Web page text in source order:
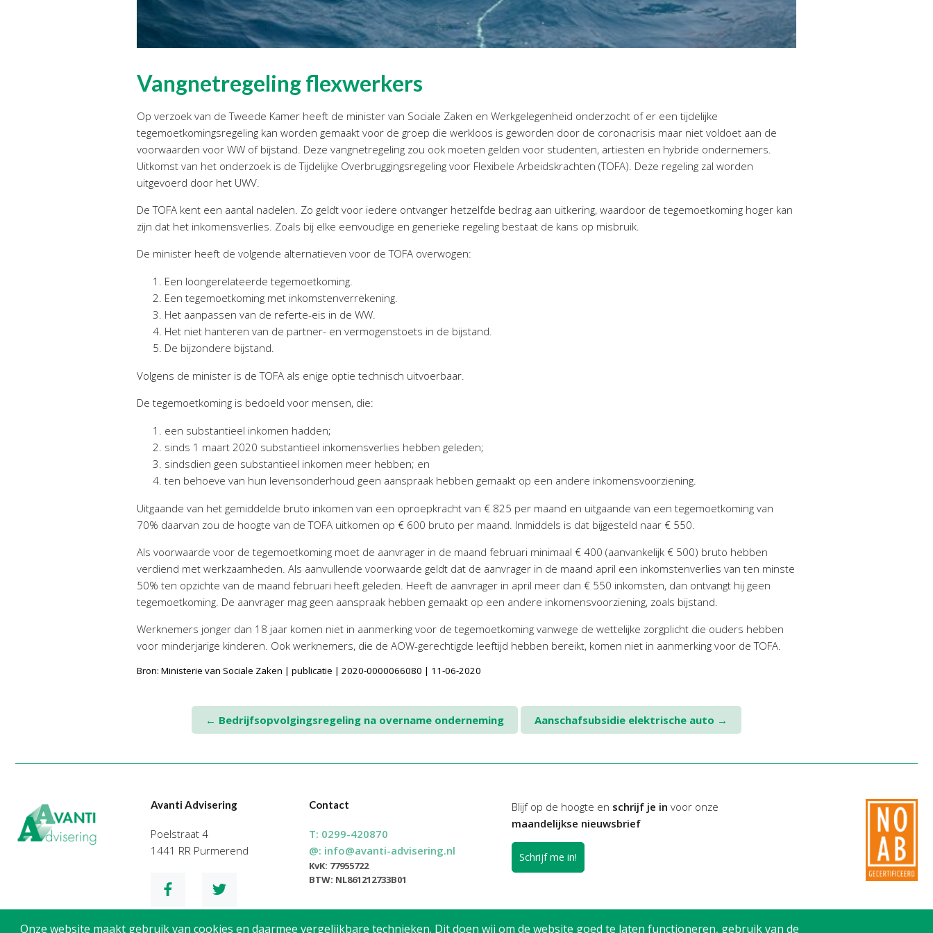
Onze website maakt gebruik van cookies en daarmee vergelijkbare technieken. Dit doen wij om de website goed te laten functioneren, gebruik van de
Vangnetregeling flexwerkers
Op verzoek van de Tweede Kamer heeft de minister van Sociale Zaken en Werkgelegenheid onderzocht of er een tijdelijke
tegemoetkomingsregeling kan worden gemaakt voor de groep die werkloos is geworden door de coronacrisis maar niet voldoet aan de
voorwaarden voor WW of bijstand. Deze vangnetregeling zou ook moeten gelden voor studenten, artiesten en hybride ondernemers.
Uitkomst van het onderzoek is de Tijdelijke Overbruggingsregeling voor Flexibele Arbeidskrachten (TOFA). Deze regeling zal worden
uitgevoerd door het UWV.
De TOFA kent een aantal nadelen. Zo geldt voor iedere ontvanger hetzelfde bedrag aan uitkering, waardoor de tegemoetkoming hoger kan
zijn dat het inkomensverlies. Zoals bij elke eenvoudige en generieke regeling bestaat de kans op misbruik.
De minister heeft de volgende alternatieven voor de TOFA overwogen:
Een loongerelateerde tegemoetkoming.
Een tegemoetkoming met inkomstenverrekening.
Het aanpassen van de referte-eis in de WW.
Het niet hanteren van de partner- en vermogenstoets in de bijstand.
De bijzondere bijstand.
Volgens de minister is de TOFA als enige optie technisch uitvoerbaar.
De tegemoetkoming is bedoeld voor mensen, die:
een substantieel inkomen hadden;
sinds 1 maart 2020 substantieel inkomensverlies hebben geleden;
sindsdien geen substantieel inkomen meer hebben; en
ten behoeve van hun levensonderhoud geen aanspraak hebben gemaakt op een andere inkomensvoorziening.
Uitgaande van het gemiddelde bruto inkomen van een oproepkracht van € 825 per maand en uitgaande van een tegemoetkoming van
70% daarvan zou de hoogte van de TOFA uitkomen op € 600 bruto per maand. Inmiddels is dat bijgesteld naar € 550.
Als voorwaarde voor de tegemoetkoming moet de aanvrager in de maand februari minimaal € 400 (aanvankelijk € 500) bruto hebben
verdiend met werkzaamheden. Als aanvullende voorwaarde geldt dat de aanvrager in de maand april een inkomstenverlies van ten minste
50% ten opzichte van de maand februari heeft geleden. Heeft de aanvrager in april meer dan € 550 inkomsten, dan ontvangt hij geen
tegemoetkoming. De aanvrager mag geen aanspraak hebben gemaakt op een andere inkomensvoorziening, zoals bijstand.
Werknemers jonger dan 18 jaar komen niet in aanmerking voor de tegemoetkoming vanwege de wettelijke zorgplicht die ouders hebben
voor minderjarige kinderen. Ook werknemers, die de AOW-gerechtigde leeftijd hebben bereikt, komen niet in aanmerking voor de TOFA.
Bron: Ministerie van Sociale Zaken | publicatie | 2020-0000066080 | 11-06-2020
← Bedrijfsopvolgingsregeling na overname onderneming Aanschafsubsidie elektrische auto →
Avanti Advisering
Poelstraat 4
1441 RR Purmerend
Contact
T: 0299-420870
@: info@avanti-advisering.nl
KvK: 77955722
BTW: NL861212733B01
Blijf op de hoogte en schrijf je in voor onze
maandelijkse nieuwsbrief
Schrijf me in!